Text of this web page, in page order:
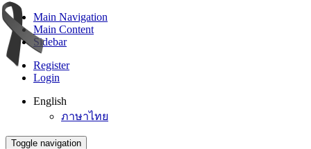
Main Navigation
Main Content
Sidebar
Register
Login
English
ภาษาไทย
Toggle navigation